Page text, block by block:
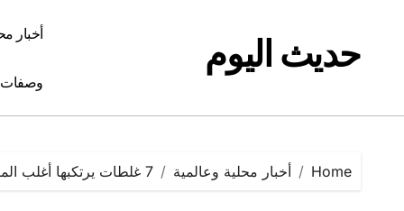
contentحديث اليوم أخبار
Home أخبار محلية وعالمية 7 غلطات يرتكبها أغلب المتسوقين في السعودية وتكلّفهم مئات الريالات شهرياً